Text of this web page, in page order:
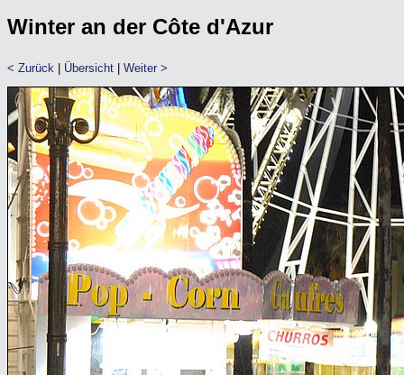
Winter an der Côte d'Azur
< Zurück Übersicht Weiter >